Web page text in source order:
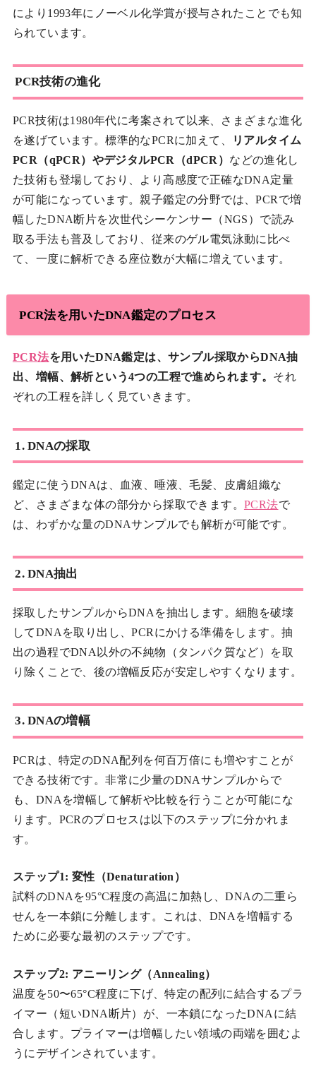
により1993年にノーベル化学賞が授与されたことでも知
られています。
PCR技術の進化
PCR技術は1980年代に考案されて以来、さまざまな進化
を遂げています。標準的なPCRに加えて、
リアルタイム
PCR（qPCR）やデジタルPCR（dPCR） などの進化し
た技術も登場しており、より高感度で正確なDNA定量
が可能になっています。親子鑑定の分野では、PCRで増
幅したDNA断片を次世代シーケンサー（NGS）で読み
取る手法も普及しており、従来のゲル電気泳動に比べ
て、一度に解析できる座位数が大幅に増えています。
PCR法を用いたDNA鑑定のプロセス
PCR法を用いたDNA鑑定は、サンプル採取からDNA抽
出、増幅、解析という4つの工程で進められます。 それ
ぞれの工程を詳しく見ていきます。
1. DNAの採取
鑑定に使うDNAは、血液、唾液、毛髪、皮膚組織な
ど、さまざまな体の部分から採取できます。 PCR法で
は、わずかな量のDNAサンプルでも解析が可能です。
2. DNA抽出
採取したサンプルからDNAを抽出します。細胞を破壊
してDNAを取り出し、PCRにかける準備をします。抽
出の過程でDNA以外の不純物（タンパク質など）を取
り除くことで、後の増幅反応が安定しやすくなります。
3. DNAの増幅
PCRは、特定のDNA配列を何百万倍にも増やすことが
できる技術です。非常に少量のDNAサンプルからで
も、DNAを増幅して解析や比較を行うことが可能にな
ります。PCRのプロセスは以下のステップに分かれま
す。
ステップ1: 変性（Denaturation）
試料のDNAを95°C程度の高温に加熱し、DNAの二重ら
せんを一本鎖に分離します。これは、DNAを増幅する
ために必要な最初のステップです。
ステップ2: アニーリング（Annealing）
温度を50〜65°C程度に下げ、特定の配列に結合するプラ
イマー（短いDNA断片）が、一本鎖になったDNAに結
合します。プライマーは増幅したい領域の両端を囲むよ
うにデザインされています。